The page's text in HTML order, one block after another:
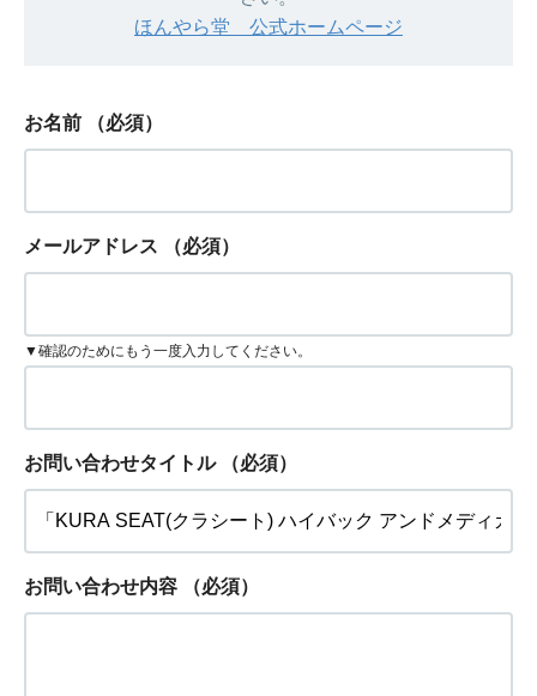
ほんやら堂 公式ホームページ
お名前 （必須）
メールアドレス （必須）
▼確認のためにもう一度入力してください。
お問い合わせタイトル （必須）
お問い合わせ内容 （必須）